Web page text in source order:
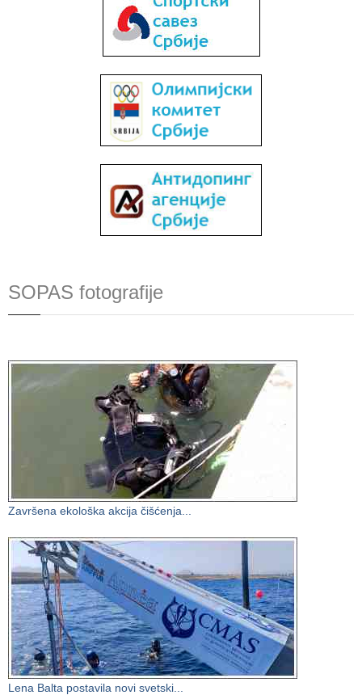
SOPAS fotografije
Završena ekološka akcija čišćenja...
Lena Balta postavila novi svetski...